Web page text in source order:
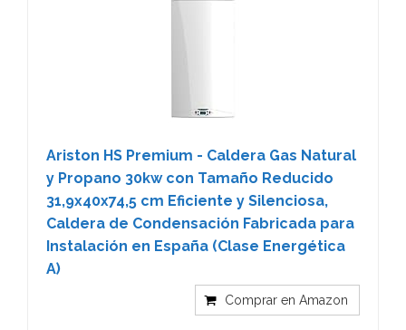
Ariston HS Premium - Caldera Gas Natural
y Propano 30kw con Tamaño Reducido
31,9x40x74,5 cm Eficiente y Silenciosa,
Caldera de Condensación Fabricada para
Instalación en España (Clase Energética
A)
Comprar en Amazon